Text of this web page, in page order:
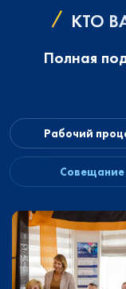
КТО
Полная
Рабочий
Совещание